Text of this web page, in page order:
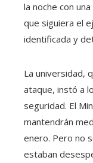
la noche con
que siguiera el
identificada y
La universidad,
ataque, instó a
seguridad. El
mantendrán
enero. Pero no
estaban